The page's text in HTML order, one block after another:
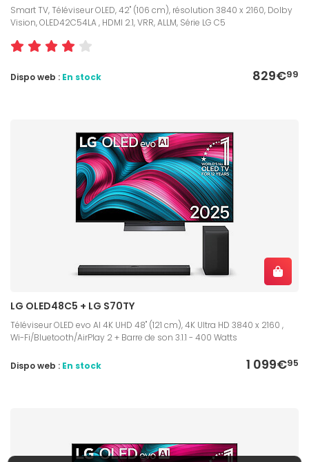
Smart TV, Téléviseur OLED, 42" (106 cm), résolution 3840 x 2160, Dolby
Vision, OLED42C54LA , HDMI 2.1, VRR, ALLM, Série LG C5
829€99
Dispo web : En stock
LG OLED48C5 + LG S70TY
Téléviseur OLED evo AI 4K UHD 48" (121 cm), 4K Ultra HD 3840 x 2160 ,
Wi-Fi/Bluetooth/AirPlay 2 + Barre de son 3.1.1 - 400 Watts
1 099€95
Dispo web : En stock